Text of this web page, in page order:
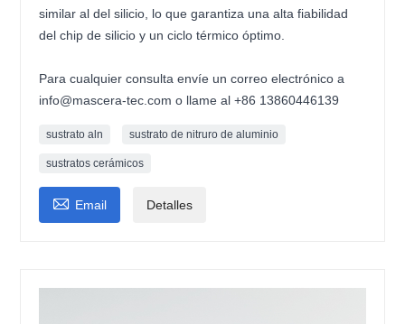
similar al del silicio, lo que garantiza una alta fiabilidad
del chip de silicio y un ciclo térmico óptimo.
Para cualquier consulta envíe un correo electrónico a
info@mascera-tec.com o llame al +86 13860446139
sustrato aln sustrato de nitruro de aluminio
sustratos cerámicos
 Email Detalles